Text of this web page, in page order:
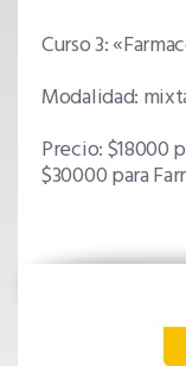
Curso 3:
Modalidad:
Precio: $18000
$30000 para